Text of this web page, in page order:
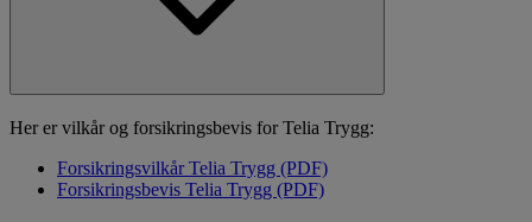
Her er vilkår og forsikringsbevis for Telia Trygg:
Forsikringsvilkår Telia Trygg (PDF)
Forsikringsbevis Telia Trygg (PDF)